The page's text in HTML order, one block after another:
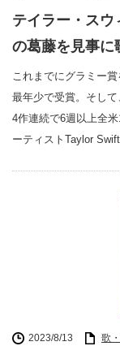
テイラー・ス
の葛藤を見事に
これまでにグラミー
最年少で受賞。そし
4作連続で6週以上全
ーティストTaylor
2023/8/13 歌